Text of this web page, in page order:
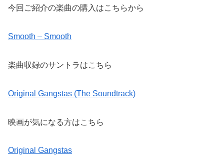
今回ご紹介の楽曲の購入はこちらから
Smooth – Smooth
楽曲収録のサントラはこちら
Original Gangstas (The Soundtrack)
映画が気になる方はこちら
Original Gangstas